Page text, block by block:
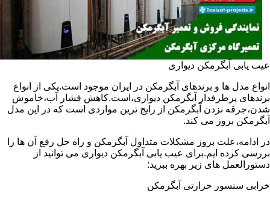
عیب یابی آبگرمکن دیواری
انواع مدل ها و برندهای آبگرمکن در ایران موجود است.یکی از انواع
برندهای پرطرفدار آبگرمکن دیواری،است.کاهش فشار آب،خاموش
شدن،جرقه نزدن آبگرمکن از رایج ترین مواردی است که در این مدل
آبگرمکن بروز می کند.
در ادامه،علت بروز مشکلات متداول آبگرمکن و راه حل رفع آن ها را
بررسی کرده ایم.برای عیب یابی آبگرمکن دیواری می توانید از
دستورالعمل های زیر بهره ببرید:
خرابی سنسور حرارتی آبگرمکن